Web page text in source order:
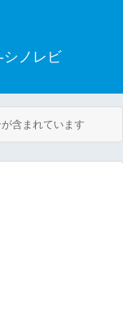
シノレビ
含まれています